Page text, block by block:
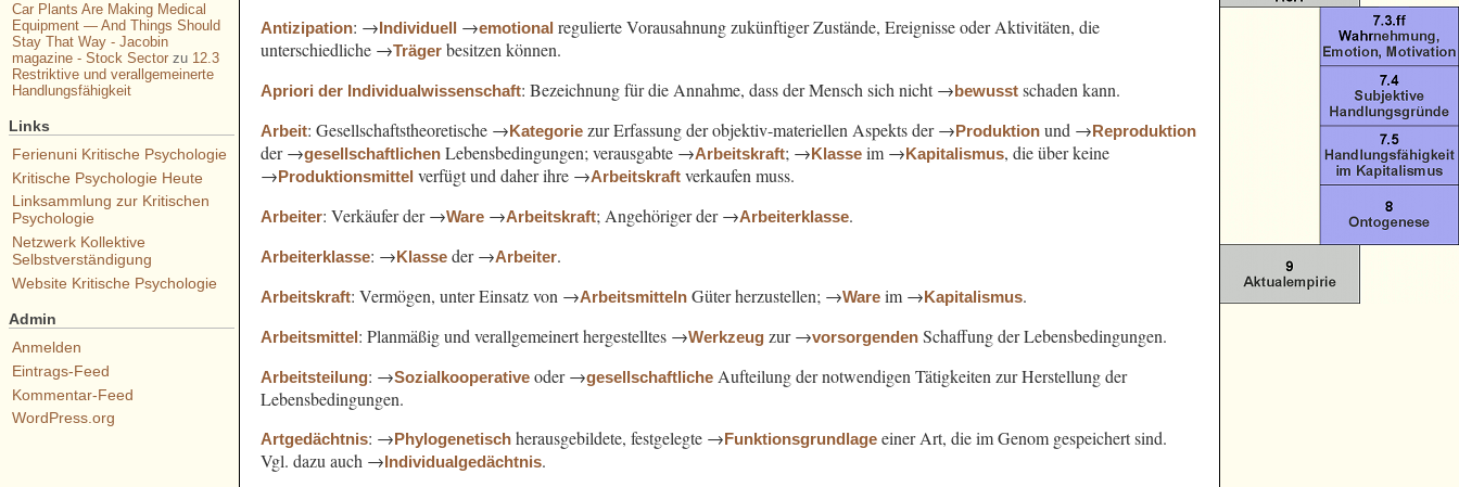
Antizipation: →Individuell →emotional regulierte Vorausahnung zukünftiger Zustände, Ereignisse oder Aktivitäten, die
unterschiedliche →Träger besitzen können.
Apriori der Individualwissenschaft: Bezeichnung für die Annahme, dass der Mensch sich nicht →bewusst schaden kann.
Arbeit: Gesellschaftstheoretische →Kategorie zur Erfassung der objektiv-materiellen Aspekts der →Produktion und →Reproduktion
der →gesellschaftlichen Lebensbedingungen; verausgabte →Arbeitskraft; →Klasse im →Kapitalismus, die über keine
→Produktionsmittel verfügt und daher ihre →Arbeitskraft verkaufen muss.
Arbeiter: Verkäufer der →Ware →Arbeitskraft; Angehöriger der →Arbeiterklasse.
Arbeiterklasse: →Klasse der →Arbeiter.
Arbeitskraft: Vermögen, unter Einsatz von →Arbeitsmitteln Güter herzustellen; →Ware im →Kapitalismus.
Arbeitsmittel: Planmäßig und verallgemeinert hergestelltes →Werkzeug zur →vorsorgenden Schaffung der Lebensbedingungen.
Arbeitsteilung: →Sozialkooperative oder →gesellschaftliche Aufteilung der notwendigen Tätigkeiten zur Herstellung der
Lebensbedingungen.
Artgedächtnis: →Phylogenetisch herausgebildete, festgelegte →Funktionsgrundlage einer Art, die im Genom gespeichert sind.
Vgl. dazu auch →Individualgedächtnis.
Car Plants Are Making Medical
Equipment — And Things Should
Stay That Way - Jacobin
magazine - Stock Sectorzu 12.3
Restriktive und verallgemeinerte
Handlungsfähigkeit
Links
Ferienuni Kritische Psychologie
Kritische Psychologie Heute
Linksammlung zur Kritischen
Psychologie
Netzwerk Kollektive
Selbstverständigung
Website Kritische Psychologie
Admin
Anmelden
Eintrags-Feed
Kommentar-Feed
WordPress.org